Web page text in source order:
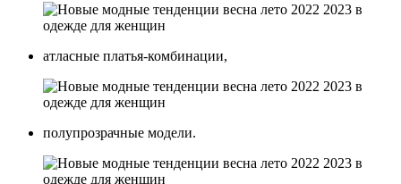
атласные платья-комбинации,
полупрозрачные модели.